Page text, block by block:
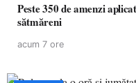
Peste 350 de amenzi
sătmăreni
acum 7 ore